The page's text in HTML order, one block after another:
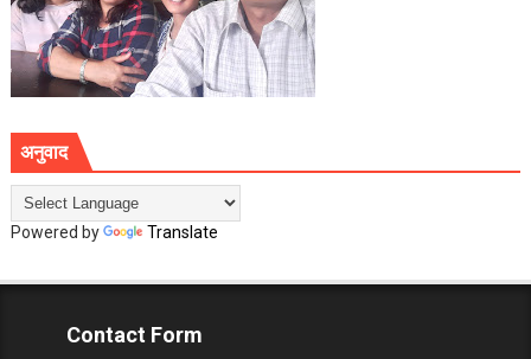
अनुवाद
Powered by Translate
Contact Form